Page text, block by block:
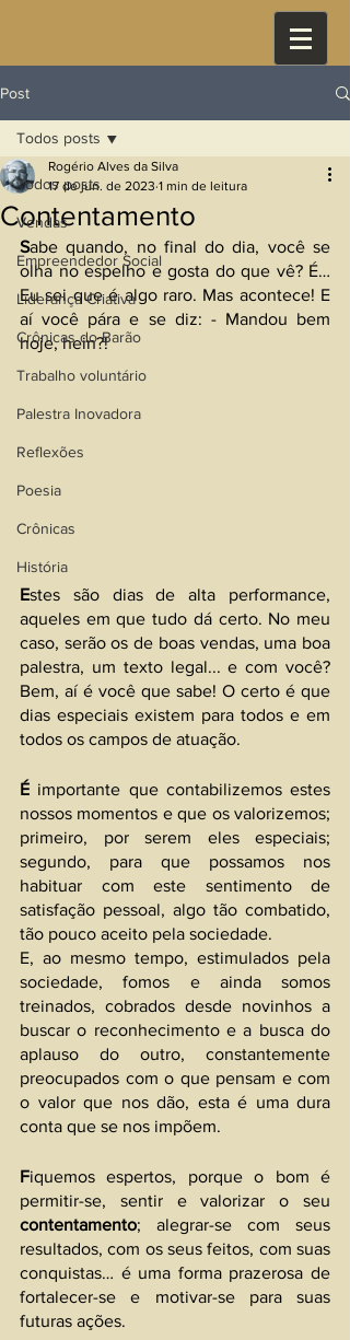
Post
Todos posts
Vendas
Empreendedor Social
Liderança Criativa
Crônicas do Barão
Trabalho voluntário
Palestra Inovadora
Reflexões
Poesia
Crônicas
História
Todos posts
Contentamento
Rogério Alves da Silva
17 de jun. de 2023 1 min de leitura
Sabe quando, no final do dia, você se
olha no espelho e gosta do que vê? É…
Eu sei que é algo raro. Mas acontece! E
aí você pára e se diz: - Mandou bem
hoje, hein?!
Estes são dias de alta performance,
aqueles em que tudo dá certo. No meu
caso, serão os de boas vendas, uma boa
palestra, um texto legal... e com você?
Bem, aí é você que sabe! O certo é que
dias especiais existem para todos e em
todos os campos de atuação.
É importante que contabilizemos estes
nossos momentos e que os valorizemos;
primeiro, por serem eles especiais;
segundo, para que possamos nos
habituar com este sentimento de
satisfação pessoal, algo tão combatido,
tão pouco aceito pela sociedade.
E, ao mesmo tempo, estimulados pela
sociedade, fomos e ainda somos
treinados, cobrados desde novinhos a
buscar o reconhecimento e a busca do
aplauso do outro, constantemente
preocupados com o que pensam e com
o valor que nos dão, esta é uma dura
conta que se nos impõem.
Fiquemos espertos, porque o bom é
contentamento; alegrar-se com seus
resultados, com os seus feitos, com suas
conquistas… é uma forma prazerosa de
fortalecer-se e motivar-se para suas
futuras ações.